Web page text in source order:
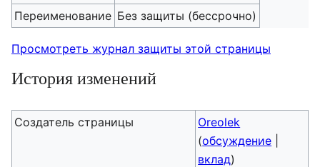
Переименование Без защиты (бессрочно)
Просмотреть журнал защиты этой страницы
История изменений
Создатель страницы
Oreolek
(обсуждение
вклад)